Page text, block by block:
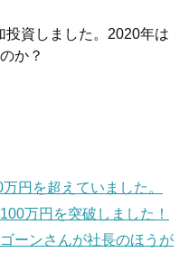
投資しました。2020年は
か？
円を超えていました。
万円を突破しました！
ーンさんが社長のほうが